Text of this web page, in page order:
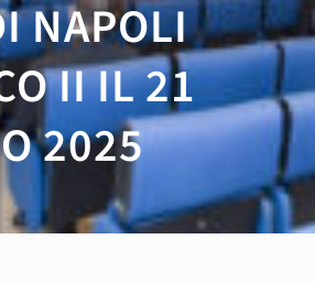
NAPOLI
II IL 21
2025